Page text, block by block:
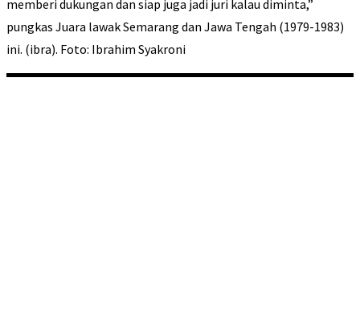
memberi dukungan dan siap juga jadi juri kalau diminta,”
pungkas Juara lawak Semarang dan Jawa Tengah (1979-1983)
ini. (ibra). Foto: Ibrahim Syakroni